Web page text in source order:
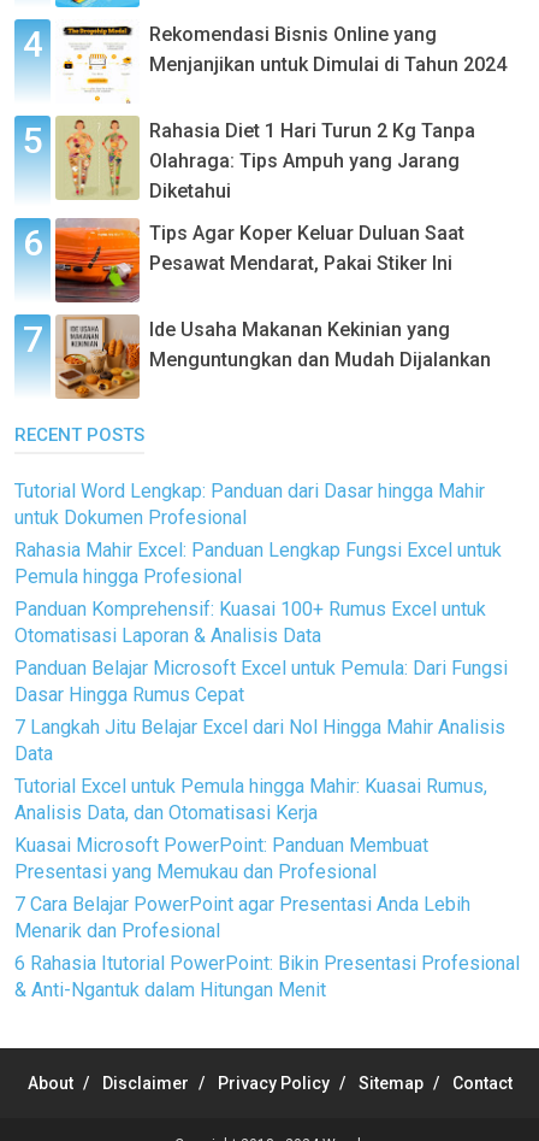
Rekomendasi Bisnis Online yang
Menjanjikan untuk Dimulai di Tahun 2024
Rahasia Diet 1 Hari Turun 2 Kg Tanpa
Olahraga: Tips Ampuh yang Jarang
Diketahui
Tips Agar Koper Keluar Duluan Saat
Pesawat Mendarat, Pakai Stiker Ini
Ide Usaha Makanan Kekinian yang
Menguntungkan dan Mudah Dijalankan
RECENT POSTS
Tutorial Word Lengkap: Panduan dari Dasar hingga Mahir
untuk Dokumen Profesional
Rahasia Mahir Excel: Panduan Lengkap Fungsi Excel untuk
Pemula hingga Profesional
Panduan Komprehensif: Kuasai 100+ Rumus Excel untuk
Otomatisasi Laporan & Analisis Data
Panduan Belajar Microsoft Excel untuk Pemula: Dari Fungsi
Dasar Hingga Rumus Cepat
7 Langkah Jitu Belajar Excel dari Nol Hingga Mahir Analisis
Data
Tutorial Excel untuk Pemula hingga Mahir: Kuasai Rumus,
Analisis Data, dan Otomatisasi Kerja
Kuasai Microsoft PowerPoint: Panduan Membuat
Presentasi yang Memukau dan Profesional
7 Cara Belajar PowerPoint agar Presentasi Anda Lebih
Menarik dan Profesional
6 Rahasia Itutorial PowerPoint: Bikin Presentasi Profesional
& Anti-Ngantuk dalam Hitungan Menit
About Disclaimer Privacy Policy Sitemap Contact